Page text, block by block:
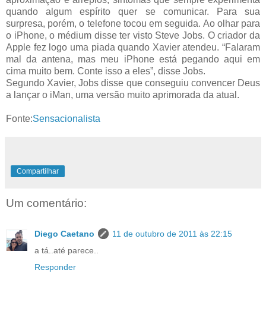
quando algum espírito quer se comunicar. Para sua
surpresa, porém, o telefone tocou em seguida. Ao olhar para
o iPhone, o médium disse ter visto Steve Jobs. O criador da
Apple fez logo uma piada quando Xavier atendeu. “Falaram
mal da antena, mas meu iPhone está pegando aqui em
cima muito bem. Conte isso a eles”, disse Jobs.
Segundo Xavier, Jobs disse que conseguiu convencer Deus
a lançar o iMan, uma versão muito aprimorada da atual.
Fonte:Sensacionalista
Compartilhar
Um comentário:
Diego Caetano
11 de outubro de 2011 às 22:15
a tá..até parece..
Responder